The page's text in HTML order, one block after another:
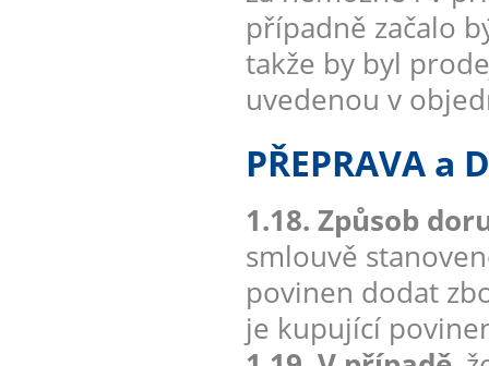
případně začalo
takže by byl
uvedenou v
PŘEPRAVA a
1.18. Způsob
smlouvě
povinen dodat
je kupující